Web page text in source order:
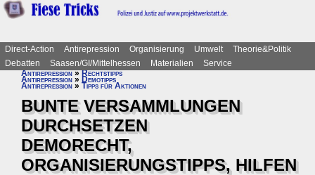
Direct-Action Antirepression Organisierung Umwelt
Theorie&Politik
Debatten
Saasen/GI/Mittelhessen Materialien
Service
Antirepression»Rechtstipps
Antirepression » Demotipps
Antirepression » Tipps für Aktionen
BUNTE VERSAMMLUNGEN
DURCHSETZEN
DEMORECHT,
ORGANISIERUNGSTIPPS, HILFEN